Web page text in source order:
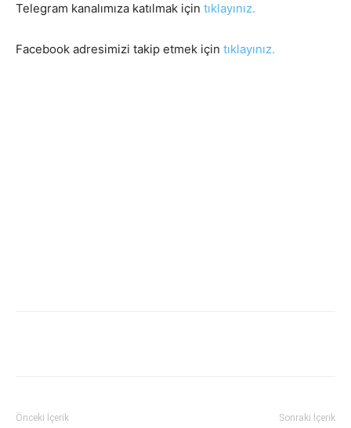
Telegram kanalımıza katılmak için tıklayınız.
Facebook adresimizi takip etmek için tıklayınız.
Önceki İçerik Sonraki İçerik